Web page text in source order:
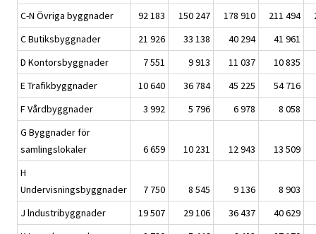
C-N Övriga byggnader
92 183 150 247 178 910 211 494
C Butiksbyggnader
21 926 33 138 40 294
41 961
D Kontorsbyggnader
7 551 9 913 11 037
10 835
E Trafikbyggnader
10 640 36 784 45 225
54 716
F Vårdbyggnader
3 992 5 796 6 978
8 058
G Byggnader för
samlingslokaler
6 659 10 231 12 943
13 509
H
Undervisningsbyggnader
7 750 8 545 9 136
8 903
J lndustribyggnader
19 507 29 106 36 437
40 629